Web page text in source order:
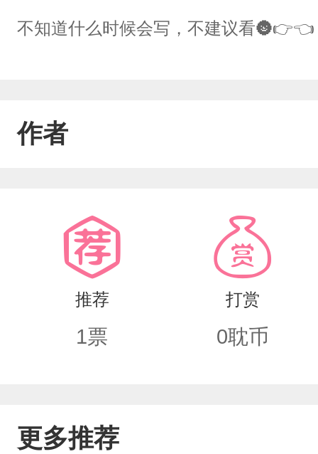
不知道什么时候会写，不建议看🌚👉👈
作者
推荐
1票
打赏
0耽币
更多推荐